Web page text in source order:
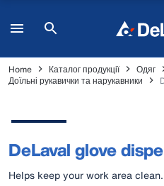
Home Каталог продукції Одяг
Доїльні рукавички та нарукавники
DeLaval glove
Helps keep your work area clean.